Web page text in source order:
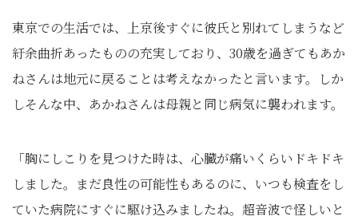
東京での生活では、上京後すぐに彼氏と別れてしまうなど
紆余曲折あったものの充実しており、30歳を過ぎてもあか
ねさんは地元に戻ることは考えなかったと言います。しか
しそんな中、あかねさんは母親と同じ病気に襲われます。
「胸にしこりを見つけた時は、心臓が痛いくらいドキドキ
しました。まだ良性の可能性もあるのに、いつも検査をし
ていた病院にすぐに駆け込みましたね。超音波で怪しいと